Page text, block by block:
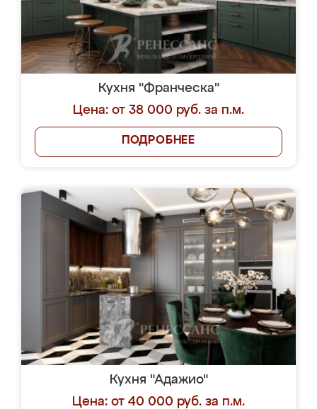
Кухня "Франческа"
Цена: от 38 000 руб. за п.м.
ПОДРОБНЕЕ
Кухня "Адажио"
Цена: от 40 000 руб. за п.м.